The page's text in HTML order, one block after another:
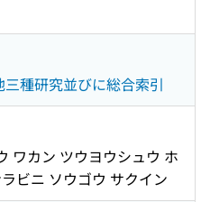
種研究並びに総合索引
ワカン ツウヨウシュウ ホ
ビニ ソウゴウ サクイン